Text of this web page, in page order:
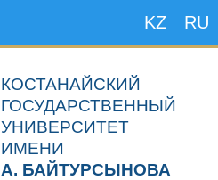
KZ RU
КОСТАНАЙСКИЙ
ГОСУДАРСТВЕННЫЙ
УНИВЕРСИТЕТ
ИМЕНИ
А. БАЙТУРСЫНОВА